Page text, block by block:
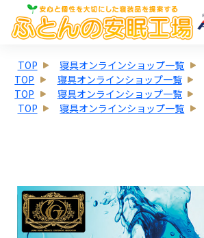
TOP 寝具オンラインショップ一覧
TOP
寝具オンラインショップ一覧
TOP
寝具オンラインショップ一覧
TOP
寝具オンラインショップ一覧